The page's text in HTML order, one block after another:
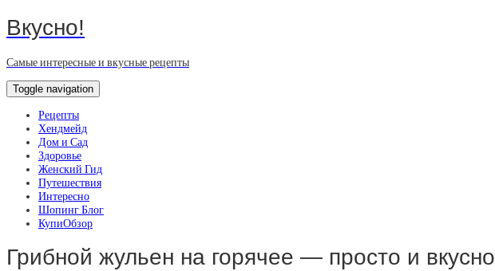
Вкусно!
Самые интересные и вкусные рецепты
Toggle navigation
Рецепты
Хендмейд
Дом и Сад
Здоровье
Женский Гид
Путешествия
Интересно
Шопинг Блог
КупиОбзор
Грибной жульен на горячее — просто и вкусно